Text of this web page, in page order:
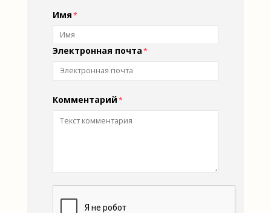
Имя
Электронная почта
Комментарий